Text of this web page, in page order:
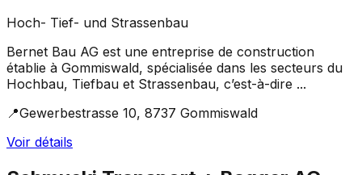
Hoch- Tief- und Strassenbau
Bernet Bau AG est une entreprise de construction
établie à Gommiswald, spécialisée dans les secteurs du
Hochbau, Tiefbau et Strassenbau, c’est-à-dire ...
📍Gewerbestrasse 10, 8737 Gommiswald
Voir détails